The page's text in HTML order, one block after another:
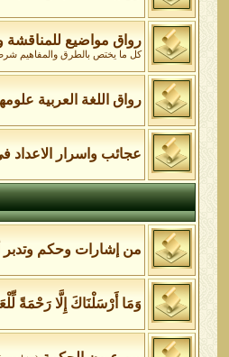
رواق مواضيع للمناقشة
كل ما يختص بالطرق والمفاهيم شرط
رواق اللغة العربية
عجائب واسرار الاعداد
من إشارات وحكم وتدبر
وَمَا أَرْسَلْنَاكَ إِلَّا رَحْمَةً